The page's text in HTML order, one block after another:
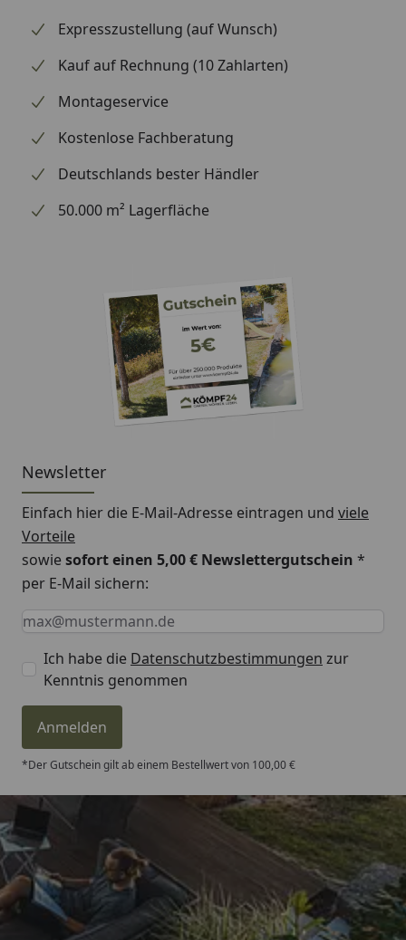
Expresszustellung (auf Wunsch)
Kauf auf Rechnung (10 Zahlarten)
Montageservice
Kostenlose Fachberatung
Deutschlands bester Händler
50.000 m² Lagerfläche
Newsletter
Einfach hier die E-Mail-Adresse eintragen und viele
Vorteile
sowiesofort einen 5,00 € Newslettergutschein *
per E-Mail sichern:
Keine Eingabe erforderlich
Eingabe erforderlich
E-Mail *
Ich habe die Datenschutzbestimmungen zur
Kenntnis genommen
Anmelden
*Der Gutschein gilt ab einem Bestellwert von 100,00 €
Trusted Shops
4,81/ 5